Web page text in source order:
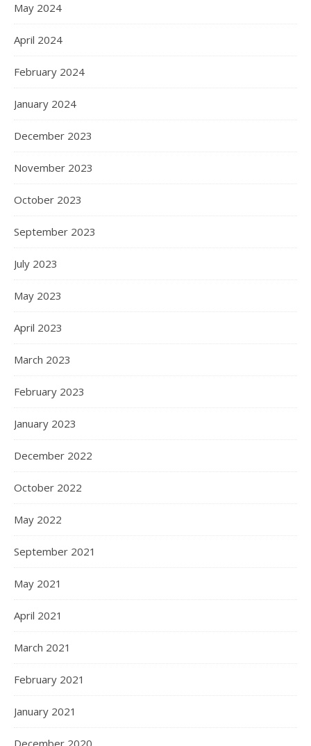
May 2024
April 2024
February 2024
January 2024
December 2023
November 2023
October 2023
September 2023
July 2023
May 2023
April 2023
March 2023
February 2023
January 2023
December 2022
October 2022
May 2022
September 2021
May 2021
April 2021
March 2021
February 2021
January 2021
December 2020